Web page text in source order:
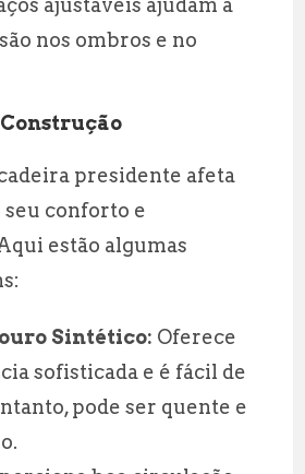
ajustáveis ajudam a
nos ombros e no
presidente afeta
conforto e
estão algumas
Sintético: Oferece
sofisticada e é fácil de
pode ser quente e